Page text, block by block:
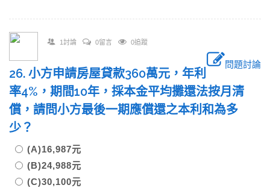
1討論 0留言 0追蹤
問題討論
26. 小方申請房屋貸款360萬元，年利
率4%，期間10年，採本金平均攤還法按月清
償，請問小方最後一期應償還之本利和為多
少？
(A)16,987元
(B)24,988元
(C)30,100元